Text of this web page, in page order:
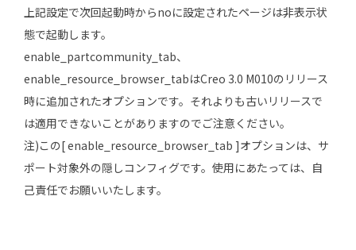
上記設定で次回起動時からnoに設定されたページは非表示状
態で起動します。
enable_partcommunity_tab、
enable_resource_browser_tabはCreo 3.0 M010のリリース
時に追加されたオプションです。それよりも古いリリースで
は適用できないことがありますのでご注意ください。
注)この[ enable_resource_browser_tab ]オプションは、サ
ポート対象外の隠しコンフィグです。使用にあたっては、自
己責任でお願いいたします。